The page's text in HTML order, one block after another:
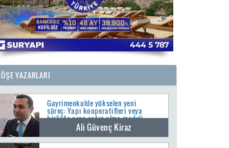
YAZARLARI
Gayrimenkulde yükselen yeni
süreç: Yapı kooperatifleri veya
birlikte arsa satın alma modeli
Ali Güvenç Kiraz